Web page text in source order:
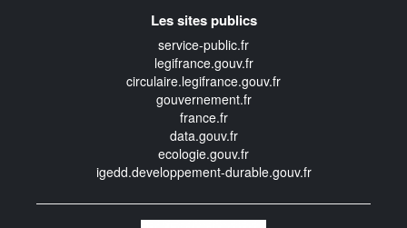
Les sites publics
service-public.fr
legifrance.gouv.fr
circulaire.legifrance.gouv.fr
gouvernement.fr
france.fr
data.gouv.fr
ecologie.gouv.fr
igedd.developpement-durable.gouv.fr